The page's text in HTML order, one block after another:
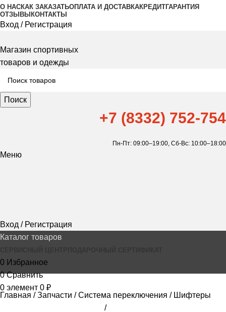
О НАСКАК ЗАКАЗАТЬОПЛАТА И ДОСТАВКАКРЕДИТГАРАНТИЯ
ОТЗЫВЫ КОНТАКТЫ
Вход / Регистрация
Магазин спортивных
товаров и одежды
Поиск
+7 (8332) 752-754
Пн-Пт: 09:00–19:00, Сб-Вс: 10:00–18:00
Меню
Вход / Регистрация
Каталог товаров
0 Избранное
0 Сравнить
0 элемент 0 ₽
Главная
Запчасти Система переключения Шифтеры